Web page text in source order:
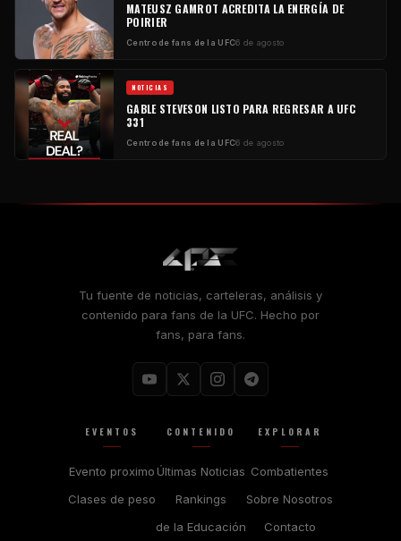
MATEUSZ GAMROT ACREDITA LA ENERGÍA DE
POIRIER
Centro de fans de la UFC6 de agosto
NOTICIAS
GABLE STEVESON LISTO PARA REGRESAR A UFC
331
Centro de fans de la UFC6 de agosto
Tu fuente de noticias, carteleras, análisis y
contenido para fans de la UFC. Hecho por
fans, para fans.
EVENTOS
Evento proximo
Clases de peso
CONTENIDO
Últimas Noticias
Rankings
de la Educación
EXPLORAR
Combatientes
Sobre Nosotros
Contacto